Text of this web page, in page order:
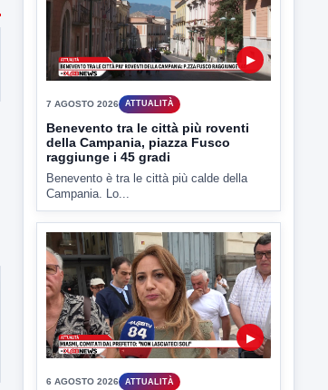
▶
7 AGOSTO 2026
Benevento tra le città più roventi
della Campania, piazza Fusco
raggiunge i 45 gradi
Benevento è tra le città più calde della
Campania. Lo...